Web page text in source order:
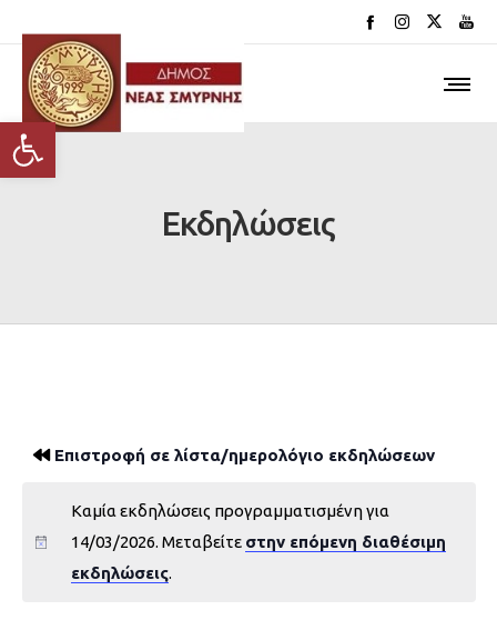
Ανοίξτε τη γραμμή εργαλείων
Εκδηλώσεις
Επιστροφή σε λίστα/ημερολόγιο εκδηλώσεων
Καμία εκδηλώσεις προγραμματισμένη για
14/03/2026. Μεταβείτε στην επόμενη διαθέσιμη
εκδηλώσεις.